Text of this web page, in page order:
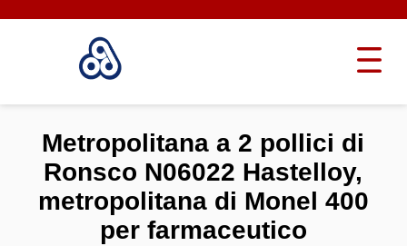
Metropolitana a 2 pollici di
Ronsco N06022 Hastelloy,
metropolitana di Monel 400
per farmaceutico